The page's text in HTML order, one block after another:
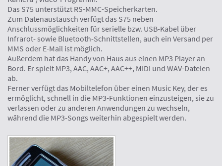
Das S75 unterstützt RS-MMC-Speicherkarten.
Zum Datenaustausch verfügt das S75 neben
Anschlussmöglichkeiten für serielle bzw. USB-Kabel über
Infrarot- sowie Bluetooth-Schnittstellen, auch ein Versand per
MMS oder E-Mail ist möglich.
Außerdem hat das Handy von Haus aus einen MP3 Player an
Bord. Er spielt MP3, AAC, AAC+, AAC++, MIDI und WAV-Dateien
ab.
Ferner verfügt das Mobiltelefon über einen Music Key, der es
ermöglicht, schnell in die MP3-Funktionen einzusteigen, sie zu
verlassen oder zu anderen Anwendungen zu wechseln,
während die MP3-Songs weiterhin abgespielt werden.